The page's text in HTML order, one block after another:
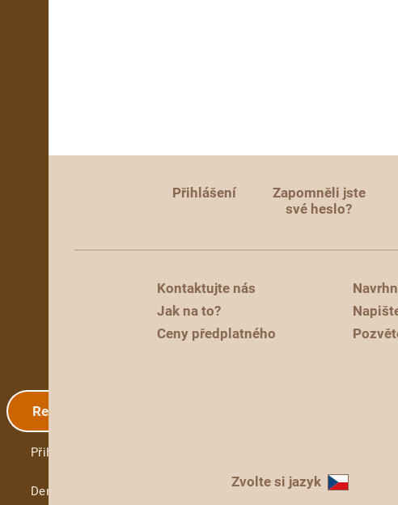
Registrace
Přihlášení
Demo
Přihlášení
Zapomněli jste
své heslo?
Kontaktujte nás
Jak na to?
Ceny předplatného
Zvolte si jazyk